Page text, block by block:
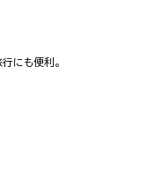
にも便利。